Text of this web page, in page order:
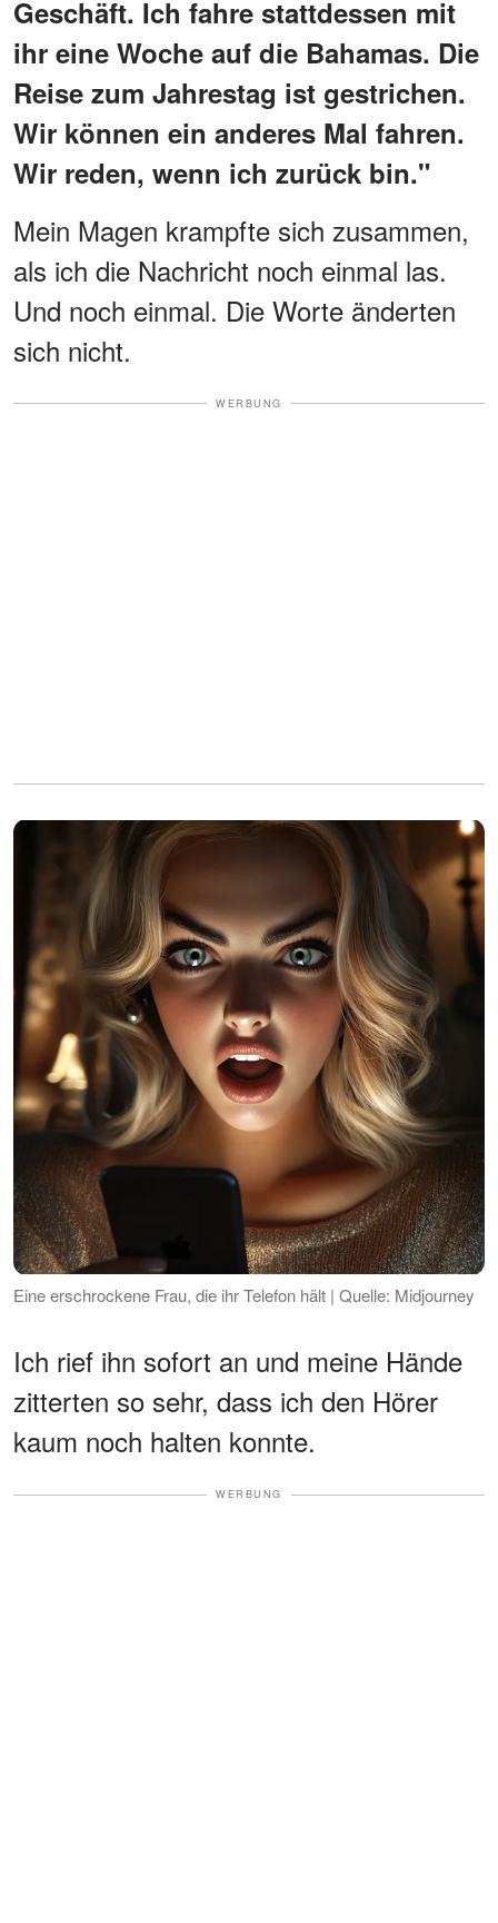
Geschäft. Ich fahre stattdessen mit
ihr eine Woche auf die Bahamas. Die
Reise zum Jahrestag ist gestrichen.
Wir können ein anderes Mal fahren.
Wir reden, wenn ich zurück bin."
Mein Magen krampfte sich zusammen,
als ich die Nachricht noch einmal las.
Und noch einmal. Die Worte änderten
sich nicht.
WERBUNG
Eine erschrockene Frau, die ihr Telefon hält | Quelle: Midjourney
Ich rief ihn sofort an und meine Hände
zitterten so sehr, dass ich den Hörer
kaum noch halten konnte.
WERBUNG